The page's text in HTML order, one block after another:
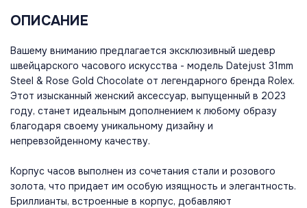
ОПИСАНИЕ
Вашему вниманию предлагается эксклюзивный шедевр
швейцарского часового искусства - модель Datejust 31mm
Steel & Rose Gold Chocolate от легендарного бренда Rolex.
Этот изысканный женский аксессуар, выпущенный в 2023
году, станет идеальным дополнением к любому образу
благодаря своему уникальному дизайну и
непревзойденному качеству.
Корпус часов выполнен из сочетания стали и розового
золота, что придает им особую изящность и элегантность.
Бриллианты, встроенные в корпус, добавляют